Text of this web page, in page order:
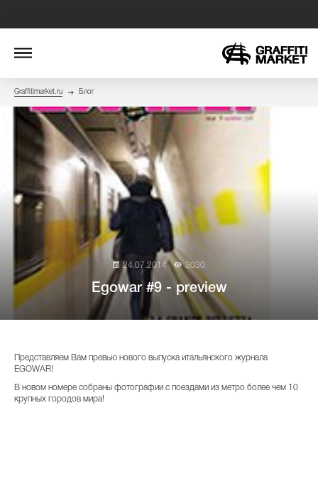
Graffitimarket.ru Блог
24.07.2014 3030
Egowar #9 - preview
Представляем Вам превью нового выпуска итальянского журнала
EGOWAR!
В новом номере собраны фотографии с поездами из метро более чем 10
крупных городов мира!